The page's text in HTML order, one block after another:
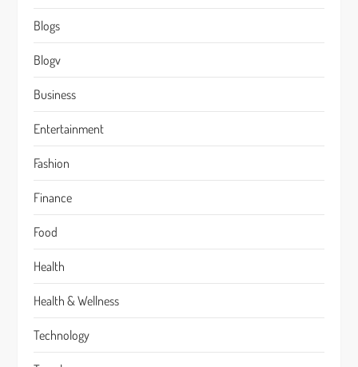
Blogs
Blogv
Business
Entertainment
Fashion
Finance
Food
Health
Health & Wellness
Technology